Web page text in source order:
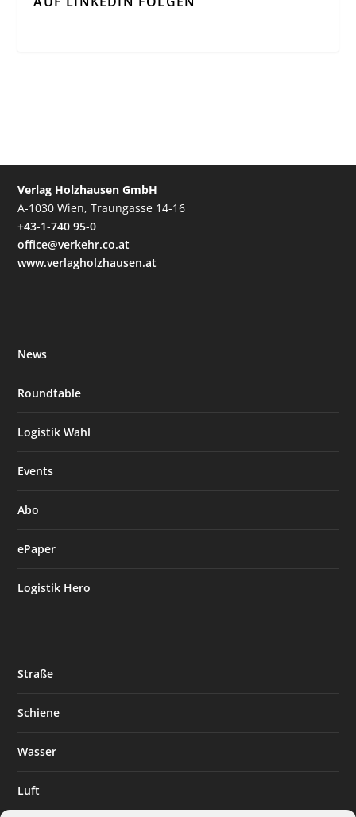
Verlag Holzhausen GmbH
A-1030 Wien, Traungasse 14-16
+43-1-740 95-0
office@verkehr.co.at
www.verlagholzhausen.at
News
Roundtable
Logistik Wahl
Events
Abo
ePaper
Logistik Hero
Straße
Schiene
Wasser
Luft